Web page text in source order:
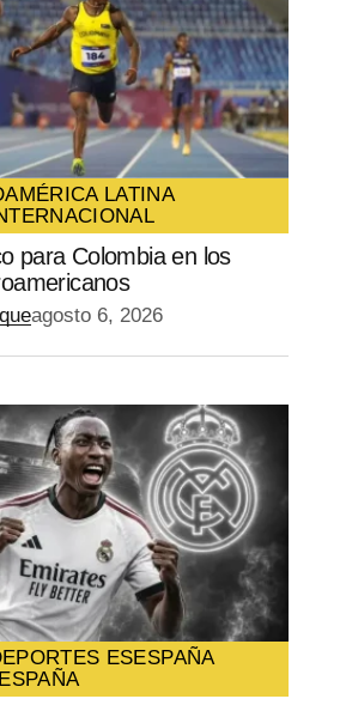
*
nombre, correo electrónico y
navegador para la próxima
AMÉRICA LATINA
para Colombia en los
agosto 6, 2026
ESESPAÑA